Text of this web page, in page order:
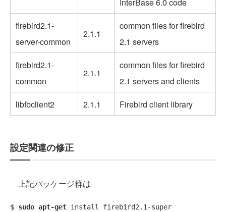
InterBase 6.0 code
firebird2.1-
server-common
2.1.1
common files for firebird
2.1 servers
firebird2.1-
common
2.1.1
common files for firebird
2.1 servers and clients
libfbclient2
2.1.1 Firebird client library
設定関連の修正
上記パッケージ群は
$ sudo apt-get